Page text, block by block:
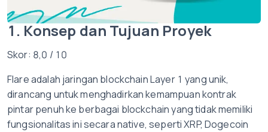
1. Konsep dan Tujuan Proyek
Skor: 8,0 / 10
Flare adalah jaringan blockchain Layer 1 yang unik,
dirancang untuk menghadirkan kemampuan kontrak
pintar penuh ke berbagai blockchain yang tidak memiliki
fungsionalitas ini secara native, seperti XRP, Dogecoin